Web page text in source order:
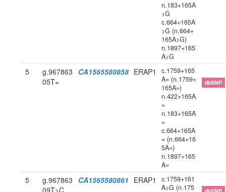
n.183+165A
>G
c.664+165A
>G (n.664+
165A>G)
n.1897+165
A>G
5
g.967863
05T=
CA1565580858 ERAP1
c.1759+165
A= (n.1759+
165A=)
n.422+165A
=
n.183+165A
=
c.664+165A
= (n.664+16
5A=)
n.1897+165
A=
dbSNP
5
g.967863
CA1565580861 ERAP1
c.1759+161
A>G (n.175